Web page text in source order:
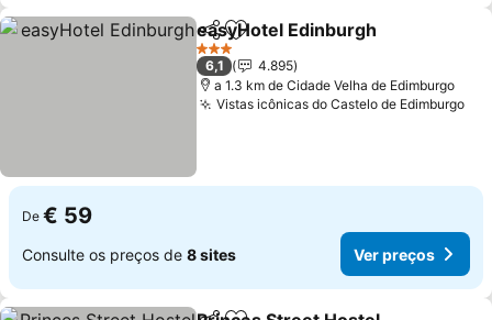
PartilharAdicionar aos favoritos
easyHotel Edinburgh
3 Estrelas
6,1
4.895
a 1.3 km de Cidade Velha de Edimburgo
Vistas icônicas do Castelo de Edimburgo
De € 59
Consulte os preços de 8 sites Ver preços